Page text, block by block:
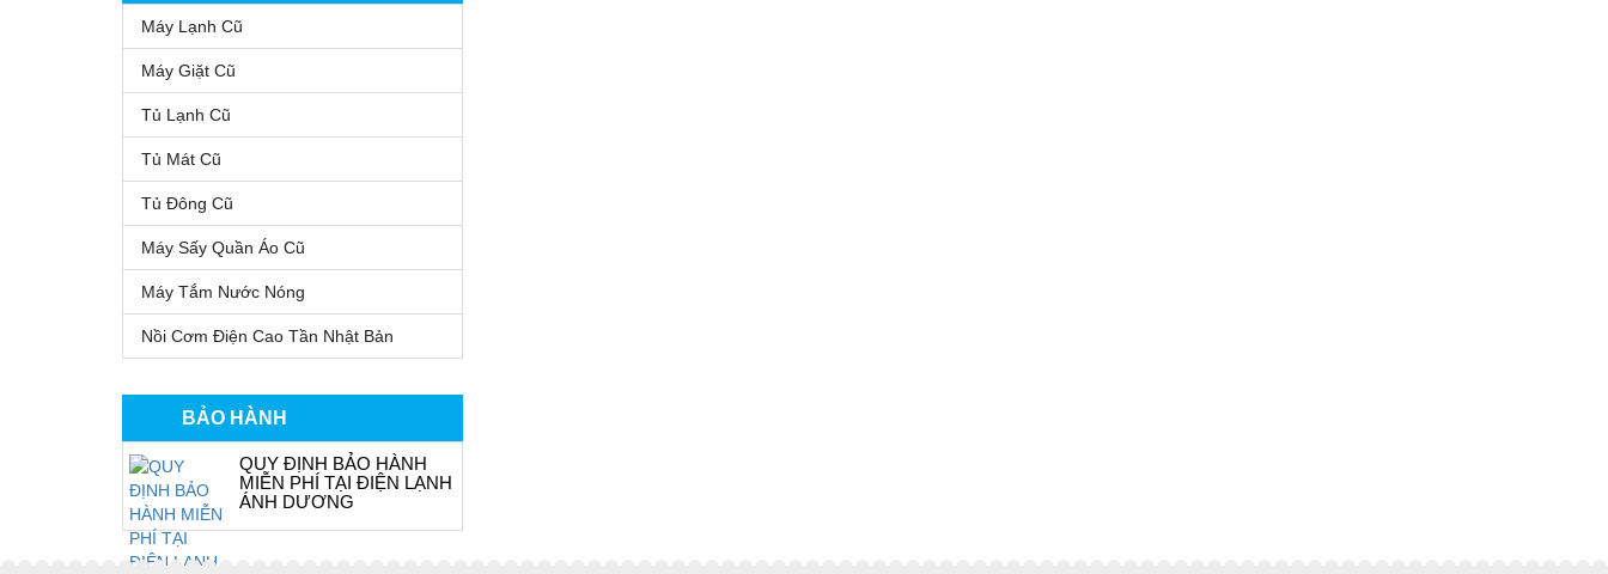
Máy Lạnh Cũ
Máy Giặt Cũ
Tủ Lạnh Cũ
Tủ Mát Cũ
Tủ Đông Cũ
Máy Sấy Quần Áo Cũ
Máy Tắm Nước Nóng
Nồi Cơm Điện Cao Tần Nhật Bản
BẢO HÀNH
QUY ĐỊNH BẢO HÀNH
MIỄN PHÍ TẠI ĐIỆN LẠNH
ÁNH DƯƠNG